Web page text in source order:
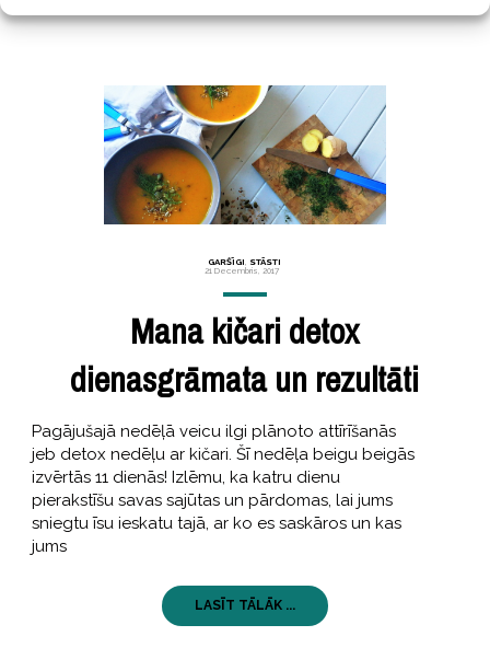
GARŠĪGI STĀSTI
21 Decembris, 2017
Mana kičari detox
dienasgrāmata un rezultāti
Pagājušajā nedēļā veicu ilgi plānoto attīrīšanās
jeb detox nedēļu ar kičari. Šī nedēļa beigu beigās
izvērtās 11 dienās! Izlēmu, ka katru dienu
pierakstīšu savas sajūtas un pārdomas, lai jums
sniegtu īsu ieskatu tajā, ar ko es saskāros un kas
jums
LASĪT TĀLĀK ...